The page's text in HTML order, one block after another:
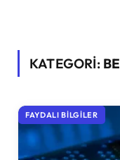
KATEGORİ:
FAYDALI BILGILER